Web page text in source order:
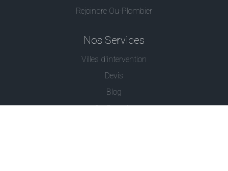
Rejoindre Ou-Plombier
Nos Services
Villes d'intervention
Devis
Blog
Ou Serrurier